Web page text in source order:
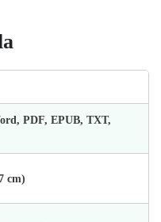
PDF, EPUB, TXT,
cm)